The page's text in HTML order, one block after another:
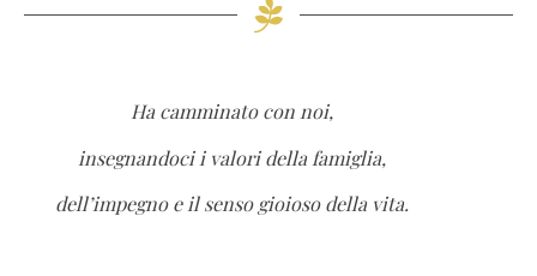
Ha camminato con noi,
insegnandoci i valori della famiglia,
dell’impegno e il senso gioioso della vita.